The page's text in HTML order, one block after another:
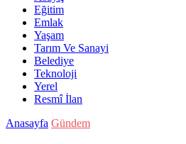
Eğitim
Emlak
Yaşam
Tarım Ve Sanayi
Belediye
Teknoloji
Yerel
Resmî İlan
Anasayfa Gündem